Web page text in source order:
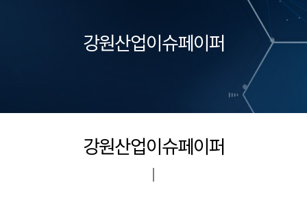
강원산업이슈페이퍼
강원산업이슈페이퍼